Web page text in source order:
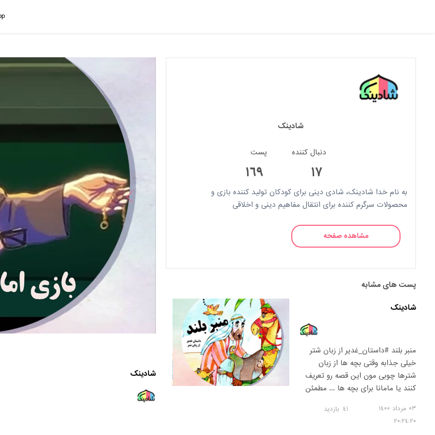
شادینک
دنبال کننده
١٧
پست
١٦٩
به نام خدا شادینک، شادی دینی برای کودکان تولید کننده بازی و
محصولات سرگرم کننده برای انتقال مفاهیم دینی و اخلاقی
مشاهده صفحه
پست های مشابه
شادینک
منبر بلند #داستان_غدیر از زبان شتر
خیلی جذابه وقتی بچه ها از زبان
شترها چوبی مون این قصه رو تعریف
کنند یا مامانا برای بچه ها ... مطمئن
ش کنید که برای بچه ها از سه روز قبل
و سه روز بعد غدیر میتونید داستان
۰٣ مرداد ١٤۰۰
٢۰:٢٤:٢۰
٤١ بازدید
Previous
شادینک